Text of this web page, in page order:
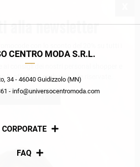
CENTRO MODA S.R.L.
34 - 46040 Guidizzolo (MN)
- info@universocentromoda.com
CORPORATE
Chi siamo
FAQ
alla newsletter
utilizzabile anche in negozio!
ai consigli dei nostri personal shopper e
le offerte in esclusiva a te riservate.
ISCRIVITI